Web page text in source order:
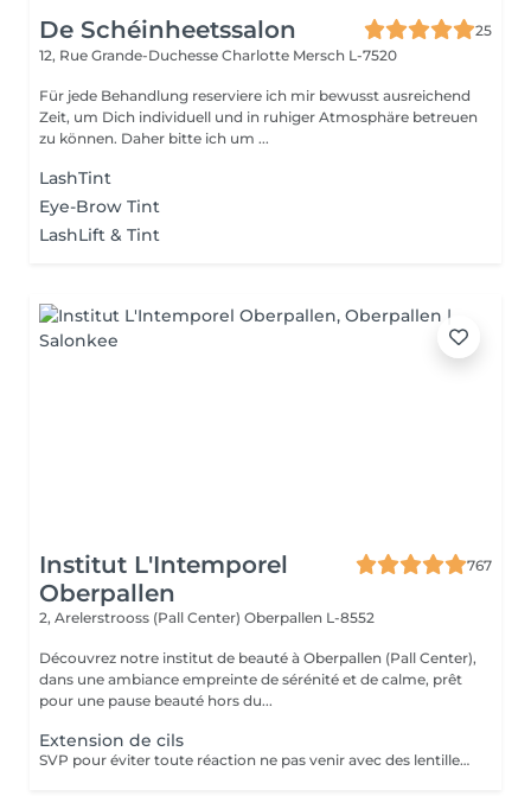
De Schéinheetssalon
25
12, Rue Grande-Duchesse Charlotte Mersch L-7520
Für jede Behandlung reserviere ich mir bewusst ausreichend
Zeit, um Dich individuell und in ruhiger Atmosphäre betreuen
zu können. Daher bitte ich um ...
LashTint
Eye-Brow Tint
LashLift & Tint
Institut L'Intemporel
Oberpallen
767
2, Arelerstrooss (Pall Center) Oberpallen L-8552
Découvrez notre institut de beauté à Oberpallen (Pall Center),
dans une ambiance empreinte de sérénité et de calme, prêt
pour une pause beauté hors du...
Extension de cils
SVP pour éviter toute réaction ne pas venir avec des lentilles de contact ou prévoir le nécessaire pour les retirer avant la prestation